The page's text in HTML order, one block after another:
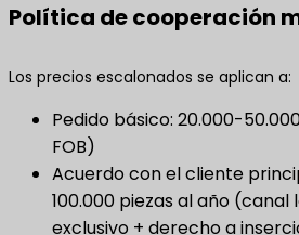
Política de cooperación
Los precios escalonados se aplican a:
Pedido básico: 20.000-
FOB)
Acuerdo con el cliente
100.000 piezas al año (canal
exclusivo + derecho a